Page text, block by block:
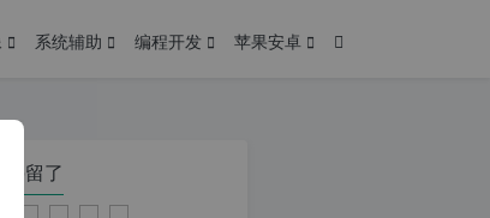
系统辅助 编程开发 苹果安卓
停留了